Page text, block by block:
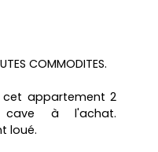
COMMODITES.
cet appartement 2
à l'achat.
loué.